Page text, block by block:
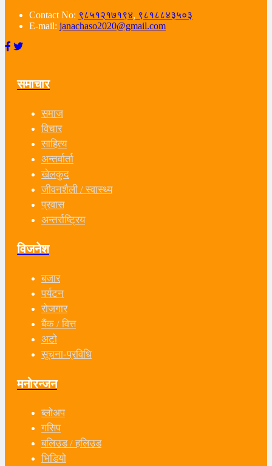
Contact No: ९८५१२१७१९४, ९८१८८४३५०३
E-mail: janachaso2020@gmail.com
समाचार
समाज
विचार
साहित्य
अन्तर्वार्ता
खेलकुद
जीवनशैली / स्वास्थ्य
प्रवास
अन्तर्राष्ट्रिय
विजनेश
बजार
पर्यटन
रोजगार
बैंक / वित्त
अटो
सूचना-प्रविधि
मनोरन्जन
ब्लोअप
गसिप
बलिउड / हलिउड
भिडियो